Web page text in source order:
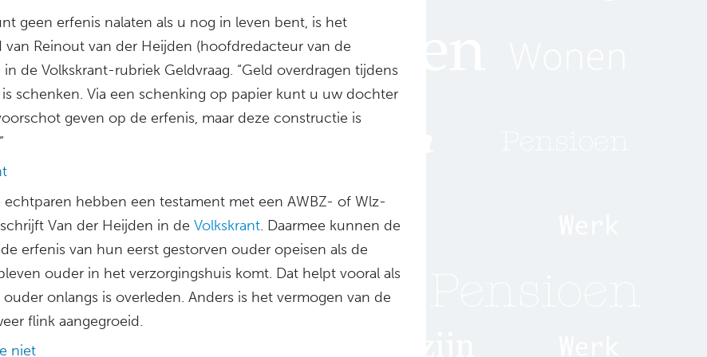
geen erfenis nalaten als u nog in leven bent, is het
van Reinout van der Heijden (hoofdredacteur van de
in de Volkskrant-rubriek Geldvraag. “Geld overdragen tijdens
schenken. Via een schenking op papier kunt u uw dochter
geven op de erfenis, maar deze constructie is
echtparen hebben een testament met een AWBZ- of Wlz-
Van der Heijden in de Volkskrant. Daarmee kunnen de
erfenis van hun eerst gestorven ouder opeisen als de
ouder in het verzorgingshuis komt. Dat helpt vooral als
ouder onlangs is overleden. Anders is het vermogen van de
flink aangegroeid.
niet